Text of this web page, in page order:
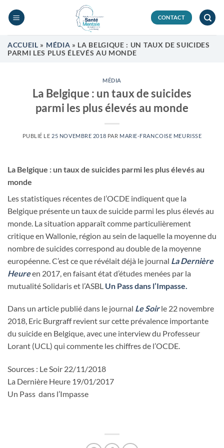
CONTACT
ACCUEIL » MÉDIA » LA BELGIQUE : UN TAUX DE SUICIDES
PARMI LES PLUS ÉLEVÉS AU MONDE
MÉDIA
La Belgique : un taux de suicides
parmi les plus élevés au monde
PUBLIÉ LE 25 NOVEMBRE 2018 PAR MARIE-FRANCOISE MEURISSE
La Belgique : un taux de suicides parmi les plus élevés au
monde
Les statistiques récentes de l’OCDE indiquent que la
Belgique présente un taux de suicide parmi les plus élevés au
monde. La situation apparaît comme particulièrement
critique en Wallonie, région au sein de laquelle la moyenne du
nombre de suicides correspond au double de la moyenne
européenne. C’est ce que révélait déjà le journal La Dernière
Heureen 2017, en faisant état d’études menées par la
mutualité Solidaris et l’ASBL Un Pass dans l’Impasse.
Dans un article publié dans le journal Le Soir le 22 novembre
2018, Eric Burgraff revient sur cette prévalence importante
du suicide en Belgique, avec une interview du Professeur
Lorant (UCL) qui commente les chiffres de l’OCDE.
Sources : Le Soir 22/11/2018
La Dernière Heure 19/01/2017
Un Pass dans l’Impasse